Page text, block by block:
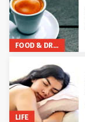
FOOD & DRINKS
LIFE